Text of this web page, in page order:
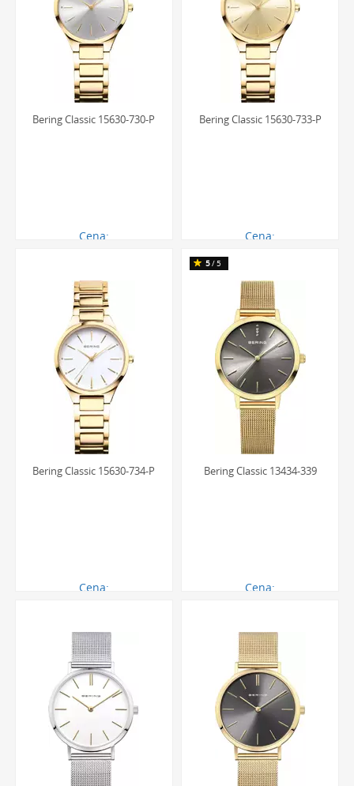
Bering Classic 15630-730-P
Cena:
Bering Classic 15630-733-P
Cena:
Bering Classic 15630-734-P
Cena:
Bering Classic 13434-339
Cena:
5/5